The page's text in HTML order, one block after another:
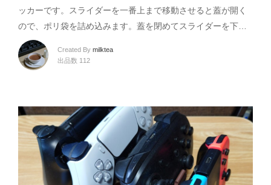
ッカーです。スライダーを一番上まで移動させると蓋が開く
ので、ポリ袋を詰め込みます。蓋を閉めてスライダーを下…
Created By milktea
出品数 112